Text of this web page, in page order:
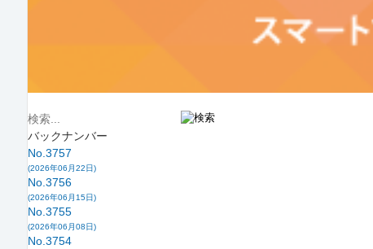
バックナンバー
No.3757
(2026年06月22日)
No.3756
(2026年06月15日)
No.3755
(2026年06月08日)
No.3754